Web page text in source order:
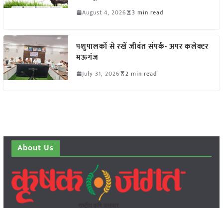
August 4, 2026 3 min read
पशुपालकों से रखें जीवंत संपर्क- अपर कलेक्टर
मऊगंज
July 31, 2026 2 min read
About Us